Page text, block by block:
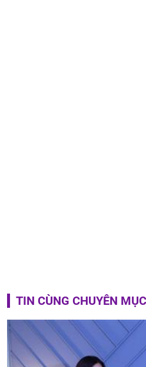
TIN CÙNG CHUYÊN MỤC